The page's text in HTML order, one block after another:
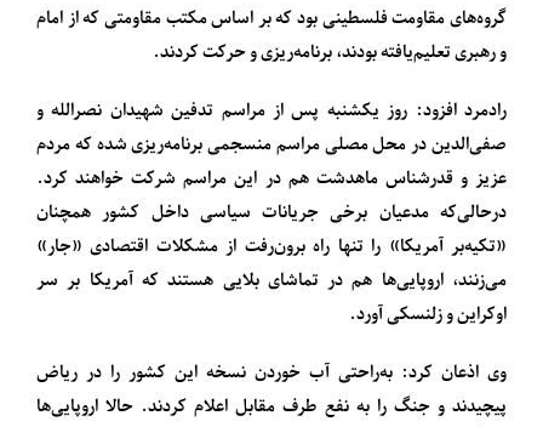
گروه‌های مقاومت فلسطینی بود که بر اساس مکتب مقاومتی که از امام
و رهبری تعلیم‌یافته بودند، برنامه‌ریزی و حرکت کردند.
رادمرد افزود: روز یکشنبه پس از مراسم تدفین شهیدان نصرالله و
صفی‌الدین در محل مصلی مراسم منسجمی برنامه‌ریزی شده که مردم
عزیز و قدرشناس ماهدشت هم در این مراسم شرکت خواهند کرد.
درحالی‌که مدعیان برخی جریانات سیاسی داخل کشور همچنان
«تکیه‌بر آمریکا» را تنها راه برون‌رفت از مشکلات اقتصادی «جار»
می‌زنند، اروپایی‌ها هم در تماشای بلایی هستند که آمریکا بر سر
اوکراین و زلنسکی آورد.
وی اذعان کرد: به‌راحتی آب خوردن نسخه این کشور را در ریاض
پیچیدند و جنگ را به نفع طرف مقابل اعلام کردند. حالا اروپایی‌ها